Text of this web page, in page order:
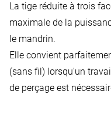
La tige réduite à trois
maximale de la
le mandrin.
Elle convient
(sans fil) lorsqu'un
de perçage est